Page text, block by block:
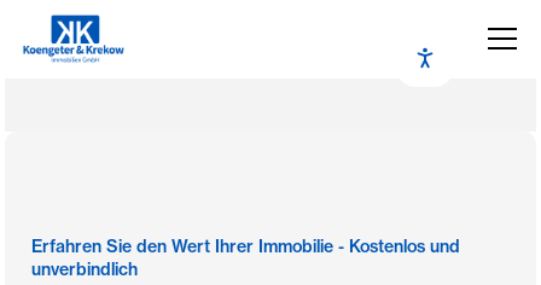
Erfahren Sie den Wert Ihrer Immobilie - Kostenlos und
unverbindlich